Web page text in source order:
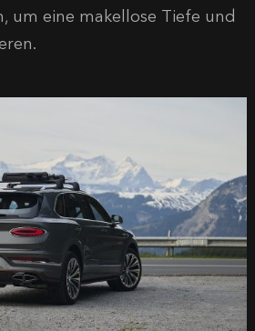
um eine makellose Tiefe und